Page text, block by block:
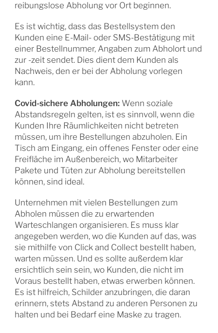
reibungslose Abholung vor Ort beginnen.
Es ist wichtig, dass das Bestellsystem den
Kunden eine E-Mail- oder SMS-Bestätigung mit
einer Bestellnummer, Angaben zum Abholort und
zur -zeit sendet. Dies dient dem Kunden als
Nachweis, den er bei der Abholung vorlegen
kann.
Covid-sichere Abholungen:Wenn soziale
Abstandsregeln gelten, ist es sinnvoll, wenn die
Kunden Ihre Räumlichkeiten nicht betreten
müssen, um ihre Bestellungen abzuholen. Ein
Tisch am Eingang, ein offenes Fenster oder eine
Freifläche im Außenbereich, wo Mitarbeiter
Pakete und Tüten zur Abholung bereitstellen
können, sind ideal.
Unternehmen mit vielen Bestellungen zum
Abholen müssen die zu erwartenden
Warteschlangen organisieren. Es muss klar
angegeben werden, wo die Kunden auf das, was
sie mithilfe von Click and Collect bestellt haben,
warten müssen. Und es sollte außerdem klar
ersichtlich sein sein, wo Kunden, die nicht im
Voraus bestellt haben, etwas erwerben können.
Es ist hilfreich, Schilder anzubringen, die daran
erinnern, stets Abstand zu anderen Personen zu
halten und bei Bedarf eine Maske zu tragen.